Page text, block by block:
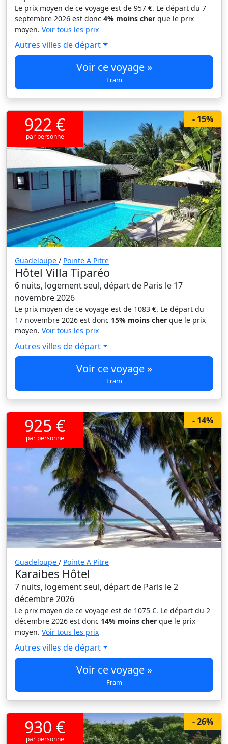
Le prix moyen de ce voyage est de 957 €. Le départ du 7
septembre 2026 est donc 4% moins cher que le prix
moyen. Voir tous les prix
Autres villes de départ
Voir ce voyage »
Fram
- 15%
922 €
par personne
Guadeloupe / Pointe A Pitre
Hôtel Villa Tiparéo
6 nuits, logement seul, départ de Paris le 17
novembre 2026
Le prix moyen de ce voyage est de 1083 €. Le départ du
17 novembre 2026 est donc 15% moins cher que le prix
moyen. Voir tous les prix
Autres villes de départ
Voir ce voyage »
Fram
- 14%
925 €
par personne
Guadeloupe / Pointe A Pitre
Karaibes Hôtel
7 nuits, logement seul, départ de Paris le 2
décembre 2026
Le prix moyen de ce voyage est de 1075 €. Le départ du 2
décembre 2026 est donc 14% moins cher que le prix
moyen. Voir tous les prix
Autres villes de départ
Voir ce voyage »
Fram
- 26%
930 €
par personne